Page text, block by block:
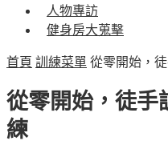
人物專訪
健身房大蒐擊
首頁 訓練菜單 從零開始，
從零開始，徒
練